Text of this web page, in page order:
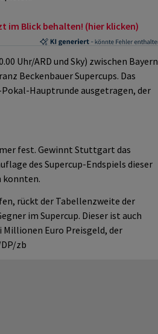
im Blick behalten! (hier klicken)
Uhr/ARD und Sky) zwischen Bayern
Beckenbauer Supercups. Das
Hauptrunde ausgetragen, der
fest. Gewinnt Stuttgart das
des Supercup-Endspiels dieser
konnten.
rückt der Tabellenzweite der
im Supercup. Dieser ist auch
Euro Preisgeld, der
zb